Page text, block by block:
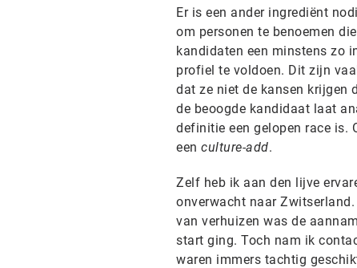
Er is een ander ingrediënt
om personen te benoemen
kandidaten een minstens zo
profiel te voldoen. Dit zijn
dat ze niet de kansen krijgen
de beoogde kandidaat laat
definitie een gelopen race is.
een culture-add.
Zelf heb ik aan den lijve
onverwacht naar
van verhuizen was de
start ging. Toch nam ik
waren immers tachtig